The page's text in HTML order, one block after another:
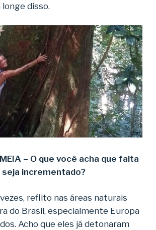
disso.
– O que você acha que falta
seja incrementado?
reflito nas áreas naturais
do Brasil, especialmente Europa
Acho que eles já detonaram